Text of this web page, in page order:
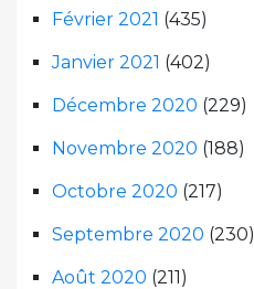
Février 2021 (435)
Janvier 2021 (402)
Décembre 2020 (229)
Novembre 2020 (188)
Octobre 2020 (217)
Septembre 2020 (230)
Août 2020 (211)